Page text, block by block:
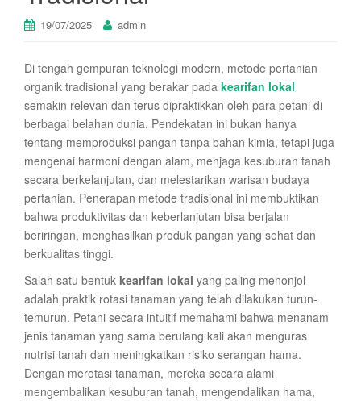
19/07/2025 admin
Di tengah gempuran teknologi modern, metode pertanian
organik tradisional yang berakar pada kearifan lokal
semakin relevan dan terus dipraktikkan oleh para petani di
berbagai belahan dunia. Pendekatan ini bukan hanya
tentang memproduksi pangan tanpa bahan kimia, tetapi juga
mengenai harmoni dengan alam, menjaga kesuburan tanah
secara berkelanjutan, dan melestarikan warisan budaya
pertanian. Penerapan metode tradisional ini membuktikan
bahwa produktivitas dan keberlanjutan bisa berjalan
beriringan, menghasilkan produk pangan yang sehat dan
berkualitas tinggi.
Salah satu bentuk kearifan lokal yang paling menonjol
adalah praktik rotasi tanaman yang telah dilakukan turun-
temurun. Petani secara intuitif memahami bahwa menanam
jenis tanaman yang sama berulang kali akan menguras
nutrisi tanah dan meningkatkan risiko serangan hama.
Dengan merotasi tanaman, mereka secara alami
mengembalikan kesuburan tanah, mengendalikan hama,